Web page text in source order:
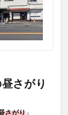
さがり
さがり』